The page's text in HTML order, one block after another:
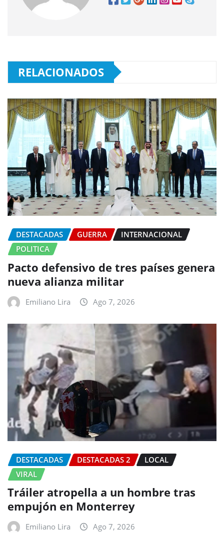
RELACIONADOS
DESTACADAS GUERRA
INTERNACIONAL
POLITICA
Pacto defensivo de tres países genera
nueva alianza militar
Emiliano Lira Ago 7, 2026
DESTACADAS DESTACADAS 2
LOCAL
VIRAL
Tráiler atropella a un hombre tras
empujón en Monterrey
Emiliano Lira Ago 7, 2026